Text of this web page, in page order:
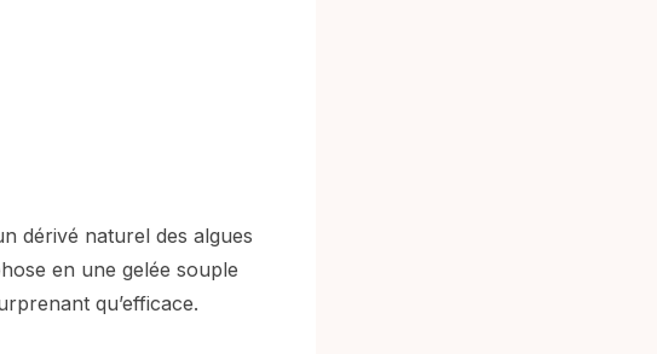
dérivé naturel des algues
en une gelée souple
qu’efficace.